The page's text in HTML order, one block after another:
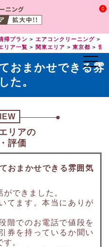
0
掃プラン エアコンクリーニング
リア一覧 関東エリア 東京都 世
おまかせできる雰
た。
リアの
評価
おまかせできる雰囲気
できました。
てます。本当にありが
階でのお電話で値段を
券を持っているか聞い
。